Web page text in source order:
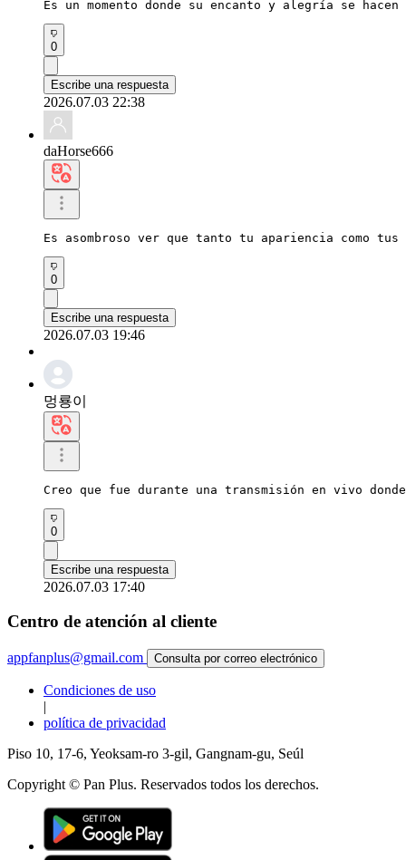
Es un momento donde su encanto y alegría se
0
Escribe una respuesta
2026.07.03 22:38
daHorse666
Es asombroso ver que tanto tu apariencia como
0
Escribe una respuesta
2026.07.03 19:46
멍룡이
Creo que fue durante una transmisión en vivo
0
Escribe una respuesta
2026.07.03 17:40
Centro de atención al cliente
appfanplus@gmail.com Consulta por correo electrónico
Condiciones de uso
|
política de privacidad
Piso 10, 17-6, Yeoksam-ro 3-gil, Gangnam-gu, Seúl
Copyright © Pan Plus. Reservados todos los derechos.